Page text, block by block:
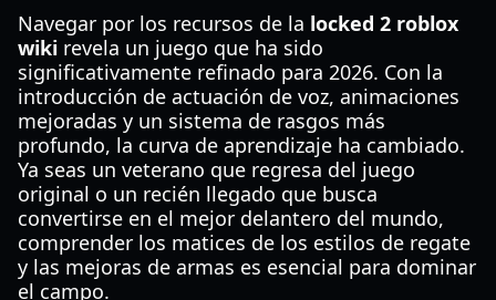
Navegar por los recursos de la locked 2 roblox
wiki revela un juego que ha sido
significativamente refinado para 2026. Con la
introducción de actuación de voz, animaciones
mejoradas y un sistema de rasgos más
profundo, la curva de aprendizaje ha cambiado.
Ya seas un veterano que regresa del juego
original o un recién llegado que busca
convertirse en el mejor delantero del mundo,
comprender los matices de los estilos de regate
y las mejoras de armas es esencial para dominar
el campo.